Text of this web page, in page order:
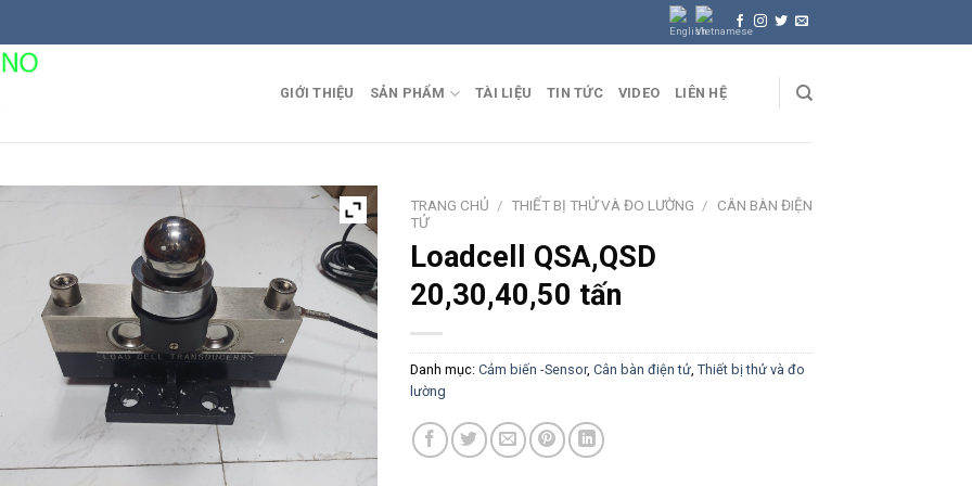
GIỚI THIỆU SẢN PHẨM TÀI LIỆU TIN TỨC VIDEO LIÊN HỆ
TRANG CHỦ / THIẾT BỊ THỬ VÀ ĐO LƯỜNG /
CÂN BÀN ĐIỆN
TỬ
Loadcell QSA,QSD
20,30,40,50 tấn
Danh mục:Cảm biến -Sensor,Cân bàn điện tử ,Thiết bị thử và đo
lường